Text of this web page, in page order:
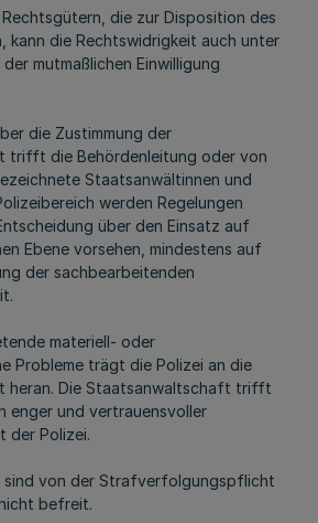
die zur Disposition des
kann die Rechtswidrigkeit auch unter
mutmaßlichen Einwilligung
die Zustimmung der
trifft die Behördenleitung oder von
Staatsanwältinnen und
werden Regelungen
über den Einsatz auf
Ebene vorsehen, mindestens auf
der sachbearbeitenden
materiell- oder
Probleme trägt die Polizei an die
heran. Die Staatsanwaltschaft trifft
enger und vertrauensvoller
der Polizei.
sind von der Strafverfolgungspflicht
befreit.